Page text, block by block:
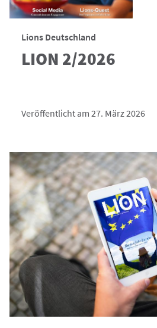
Lions Deutschland
LION 2/2026
Veröffentlicht am 27. März 2026